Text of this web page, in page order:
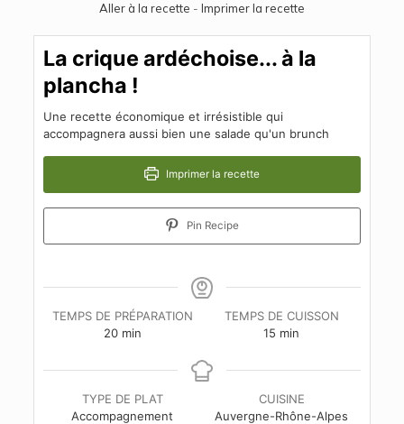
Aller à la recette - Imprimer la recette
La crique ardéchoise... à la
plancha !
Une recette économique et irrésistible qui
accompagnera aussi bien une salade qu'un brunch
Imprimer la recette
Pin Recipe
TEMPS DE PRÉPARATION
20minutes
min
TEMPS DE CUISSON
15 minutes
min
TYPE DE PLAT
Accompagnement
CUISINE
Auvergne-Rhône-Alpes